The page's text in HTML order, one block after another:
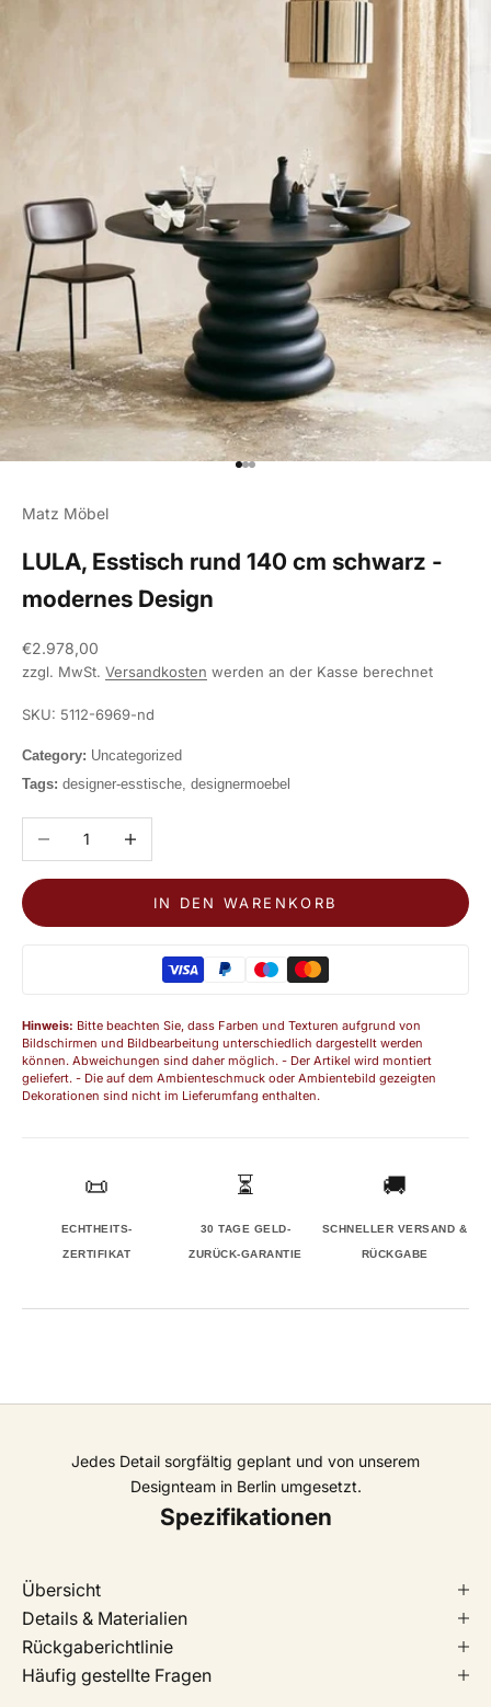
Gehe zu Element 1
Gehe zu Element 2
Gehe zu Element 3
Matz Möbel
LULA, Esstisch rund 140 cm schwarz -
modernes Design
Angebot
€2.978,00
zzgl. MwSt. Versandkosten werden an der Kasse berechnet
SKU: 5112-6969-nd
Category: Uncategorized
Tags: designer-esstische, designermoebel
Anzahl verringernAnzahl erhöhen
IN DEN WARENKORB
Hinweis: Bitte beachten Sie, dass Farben und Texturen aufgrund von
Bildschirmen und Bildbearbeitung unterschiedlich dargestellt werden
können. Abweichungen sind daher möglich. - Der Artikel wird montiert
geliefert. - Die auf dem Ambienteschmuck oder Ambientebild gezeigten
Dekorationen sind nicht im Lieferumfang enthalten.
📜
ECHTHEITS-
ZERTIFIKAT
⏳
30 TAGE GELD-
ZURÜCK-GARANTIE
🚚
SCHNELLER VERSAND &
RÜCKGABE
Jedes Detail sorgfältig geplant und von unserem
Designteam in Berlin umgesetzt.
Spezifikationen
Übersicht
Details & Materialien
Rückgaberichtlinie
Häufig gestellte Fragen